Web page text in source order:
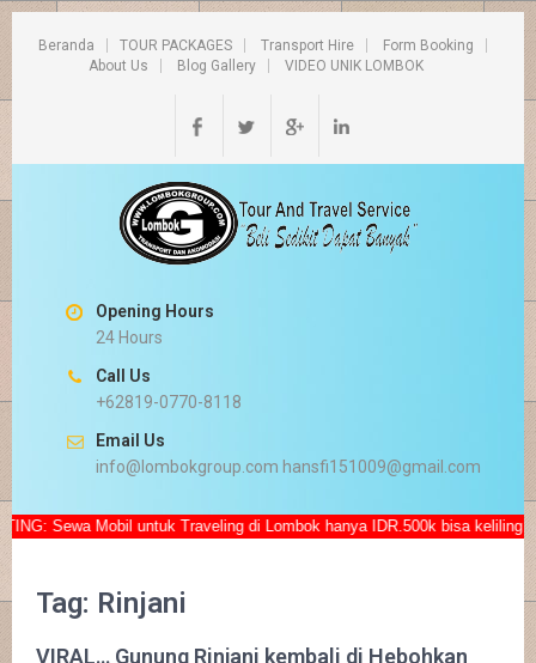
Beranda TOUR PACKAGES Transport Hire
Form Booking
About Us
Blog Gallery VIDEO UNIK LOMBOK
Opening Hours
24 Hours
Call Us
+62819-0770-8118
Email Us
info@lombokgroup.com hansfi151009@gmail.com
Sewa Mobil untuk Traveling di Lombok hanya IDR.500k bisa keliling
Tag: Rinjani
VIRAL… Gunung Rinjani kembali di Hebohkan